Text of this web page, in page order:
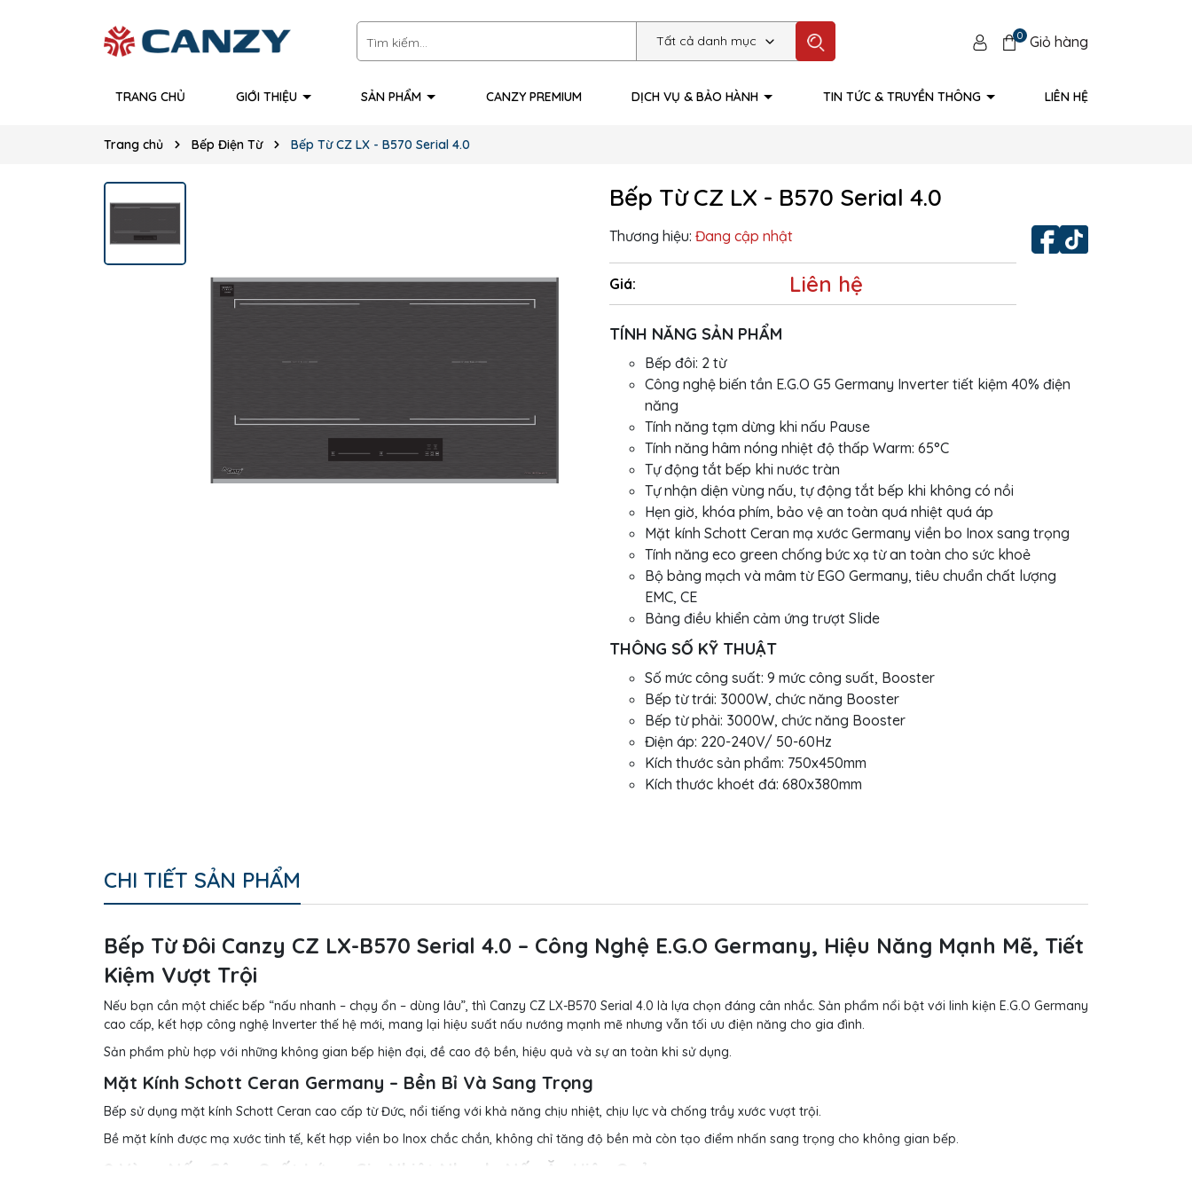
Tất cả danh mục 0 Giỏ hàng
TRANG CHỦ GIỚI THIỆU SẢN PHẨM CANZY PREMIUM DỊCH VỤ & BẢO HÀNH TIN TỨC & TRUYỀN THÔNG LIÊN HỆ
Trang chủ Bếp Điện Từ Bếp Từ CZ LX - B570 Serial 4.0
Bếp Từ CZ LX - B570 Serial 4.0
Thương hiệu: Đang cập nhật
Giá: Liên hệ
TÍNH NĂNG SẢN PHẨM
Bếp đôi: 2 từ
Công nghệ biến tần E.G.O G5 Germany Inverter tiết kiệm 40% điện
năng
Tính năng tạm dừng khi nấu Pause
Tính năng hâm nóng nhiệt độ thấp Warm: 65°C
Tự động tắt bếp khi nước tràn
Tự nhận diện vùng nấu, tự động tắt bếp khi không có nồi
Hẹn giờ, khóa phím, bảo vệ an toàn quá nhiệt quá áp
Mặt kính Schott Ceran mạ xước Germany viền bo Inox sang trọng
Tính năng eco green chống bức xạ từ an toàn cho sức khoẻ
Bộ bảng mạch và mâm từ EGO Germany, tiêu chuẩn chất lượng
EMC, CE
Bảng điều khiển cảm ứng trượt Slide
THÔNG SỐ KỸ THUẬT
Số mức công suất: 9 mức công suất, Booster
Bếp từ trái: 3000W, chức năng Booster
Bếp từ phải: 3000W, chức năng Booster
Điện áp: 220-240V/ 50-60Hz
Kích thước sản phẩm: 750x450mm
Kích thước khoét đá: 680x380mm
CHI TIẾT SẢN PHẨM
Bếp Từ Đôi Canzy CZ LX-B570 Serial 4.0 – Công Nghệ E.G.O Germany, Hiệu Năng Mạnh Mẽ, Tiết
Kiệm Vượt Trội
Nếu bạn cần một chiếc bếp “nấu nhanh – chạy ổn – dùng lâu”, thì Canzy CZ LX-B570 Serial 4.0 là lựa chọn đáng cân nhắc. Sản phẩm nổi bật với linh kiện E.G.O Germany
cao cấp, kết hợp công nghệ Inverter thế hệ mới, mang lại hiệu suất nấu nướng mạnh mẽ nhưng vẫn tối ưu điện năng cho gia đình.
Sản phẩm phù hợp với những không gian bếp hiện đại, đề cao độ bền, hiệu quả và sự an toàn khi sử dụng.
Mặt Kính Schott Ceran Germany – Bền Bỉ Và Sang Trọng
Bếp sử dụng mặt kính Schott Ceran cao cấp từ Đức, nổi tiếng với khả năng chịu nhiệt, chịu lực và chống trầy xước vượt trội.
Bề mặt kính được mạ xước tinh tế, kết hợp viền bo Inox chắc chắn, không chỉ tăng độ bền mà còn tạo điểm nhấn sang trọng cho không gian bếp.
2 Vùng Nấu Công Suất Lớn – Gia Nhiệt Nhanh, Nấu Ăn Hiệu Quả